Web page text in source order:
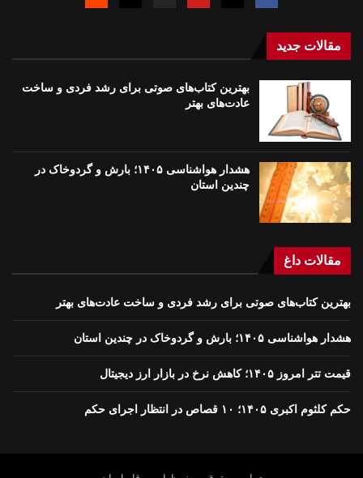
مقالات جدید
بهترین کتاب‌های صوتی برای رشد فردی و ساخت
عادت‌های بهتر
هشدار هواشناسی ۱۴۰۵؛ بارش و گردوخاک در
چندین استان
مقالات داغ
بهترین کتاب‌های صوتی برای رشد فردی و ساخت عادت‌های بهتر
هشدار هواشناسی ۱۴۰۵؛ بارش و گردوخاک در چندین استان
قیمت تتر امروز ۱۴۰۵؛ کاهش نرخ در بازار ارز دیجیتال
حکم کلثوم اکبری ۱۴۰۵؛ ۱۰ قصاص در انتظار اجرای حکم